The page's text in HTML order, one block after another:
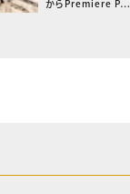
からPremiere P…